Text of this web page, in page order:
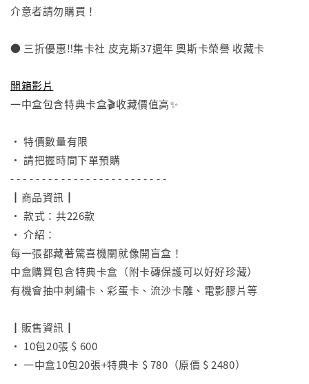
介意者請勿購買！
● 三折優惠‼️集卡社 皮克斯37週年 奧斯卡榮譽 收藏卡
開箱影片
一中盒包含特典卡盒🎬收藏價值高✨
• 特價數量有限
• 請把握時間下單預購
- - - - - - - - - - - - - - - - - - - - - - - - -
┃商品資訊┃
• 款式：共226款
• 介紹：
每一張都藏著驚喜機關就像開盲盒！
中盒購買包含特典卡盒（附卡磚保護可以好好珍藏）
有機會抽中刺繡卡、彩蛋卡、流沙卡雕、電影膠片等
┃販售資訊┃
• 10包20張 $ 600
• 一中盒10包20張+特典卡 $ 780（原價 $ 2480）